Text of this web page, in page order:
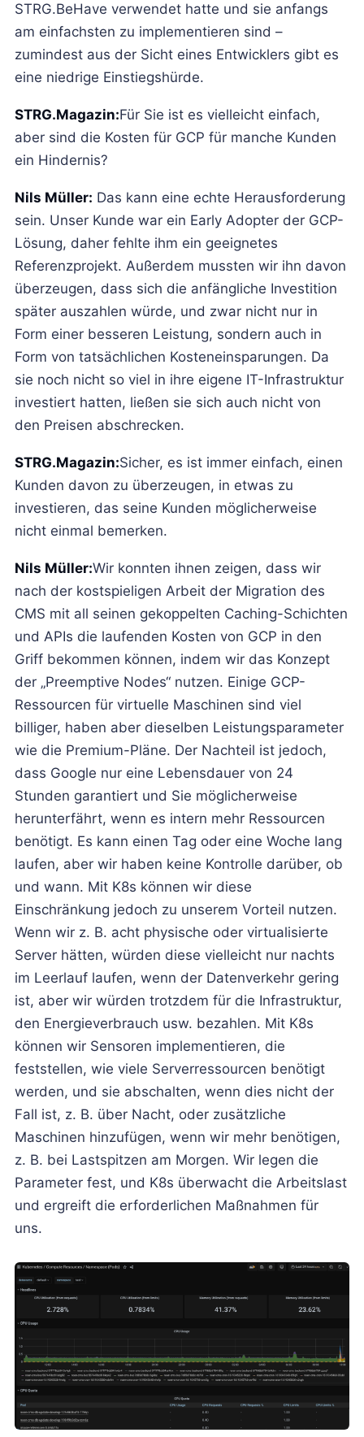
STRG.BeHave verwendet hatte und sie anfangs
am einfachsten zu implementieren sind –
zumindest aus der Sicht eines Entwicklers gibt es
eine niedrige Einstiegshürde.
STRG.Magazin:Für Sie ist es vielleicht einfach,
aber sind die Kosten für GCP für manche Kunden
ein Hindernis?
Nils Müller: Das kann eine echte Herausforderung
sein. Unser Kunde war ein Early Adopter der GCP-
Lösung, daher fehlte ihm ein geeignetes
Referenzprojekt. Außerdem mussten wir ihn davon
überzeugen, dass sich die anfängliche Investition
später auszahlen würde, und zwar nicht nur in
Form einer besseren Leistung, sondern auch in
Form von tatsächlichen Kosteneinsparungen. Da
sie noch nicht so viel in ihre eigene IT-Infrastruktur
investiert hatten, ließen sie sich auch nicht von
den Preisen abschrecken.
STRG.Magazin:Sicher, es ist immer einfach, einen
Kunden davon zu überzeugen, in etwas zu
investieren, das seine Kunden möglicherweise
nicht einmal bemerken.
Nils Müller:Wir konnten ihnen zeigen, dass wir
nach der kostspieligen Arbeit der Migration des
CMS mit all seinen gekoppelten Caching-Schichten
und APIs die laufenden Kosten von GCP in den
Griff bekommen können, indem wir das Konzept
der „Preemptive Nodes“ nutzen. Einige GCP-
Ressourcen für virtuelle Maschinen sind viel
billiger, haben aber dieselben Leistungsparameter
wie die Premium-Pläne. Der Nachteil ist jedoch,
dass Google nur eine Lebensdauer von 24
Stunden garantiert und Sie möglicherweise
herunterfährt, wenn es intern mehr Ressourcen
benötigt. Es kann einen Tag oder eine Woche lang
laufen, aber wir haben keine Kontrolle darüber, ob
und wann. Mit K8s können wir diese
Einschränkung jedoch zu unserem Vorteil nutzen.
Wenn wir z. B. acht physische oder virtualisierte
Server hätten, würden diese vielleicht nur nachts
im Leerlauf laufen, wenn der Datenverkehr gering
ist, aber wir würden trotzdem für die Infrastruktur,
den Energieverbrauch usw. bezahlen. Mit K8s
können wir Sensoren implementieren, die
feststellen, wie viele Serverressourcen benötigt
werden, und sie abschalten, wenn dies nicht der
Fall ist, z. B. über Nacht, oder zusätzliche
Maschinen hinzufügen, wenn wir mehr benötigen,
z. B. bei Lastspitzen am Morgen. Wir legen die
Parameter fest, und K8s überwacht die Arbeitslast
und ergreift die erforderlichen Maßnahmen für
uns.